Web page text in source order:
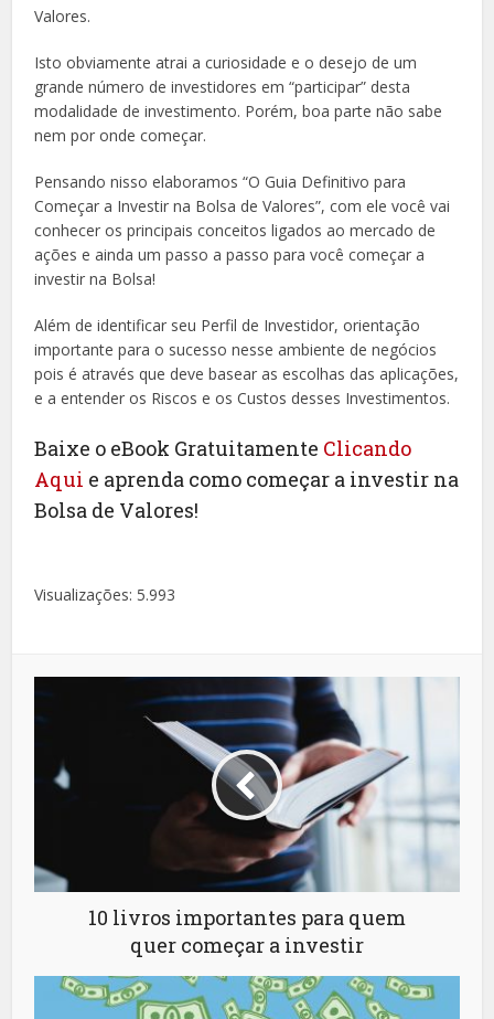
Valores.
Isto obviamente atrai a curiosidade e o desejo de um
grande número de investidores em “participar” desta
modalidade de investimento. Porém, boa parte não sabe
nem por onde começar.
Pensando nisso elaboramos “O Guia Definitivo para
Começar a Investir na Bolsa de Valores”, com ele você vai
conhecer os principais conceitos ligados ao mercado de
ações e ainda um passo a passo para você começar a
investir na Bolsa!
Além de identificar seu Perfil de Investidor, orientação
importante para o sucesso nesse ambiente de negócios
pois é através que deve basear as escolhas das aplicações,
e a entender os Riscos e os Custos desses Investimentos.
Baixe o eBook Gratuitamente Clicando
Aqui e aprenda como começar a investir na
Bolsa de Valores!
Visualizações: 5.993
10 livros importantes para quem
quer começar a investir